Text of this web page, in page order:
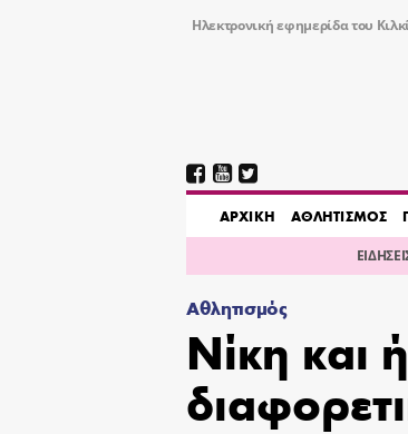
Ηλεκτρονική εφημερίδα του
AΡΧΙΚΗ ΑΘΛΗΤΙΣΜΟΣ
Αθλητισμός
Νίκη και